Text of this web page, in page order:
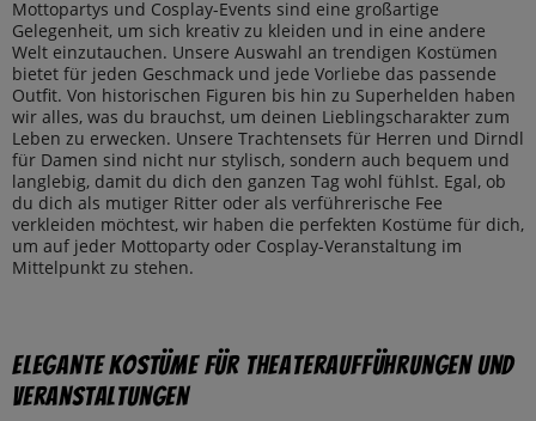
Mottopartys und Cosplay-Events sind eine großartige
Gelegenheit, um sich kreativ zu kleiden und in eine andere
Welt einzutauchen. Unsere Auswahl an trendigen Kostümen
bietet für jeden Geschmack und jede Vorliebe das passende
Outfit. Von historischen Figuren bis hin zu Superhelden haben
wir alles, was du brauchst, um deinen Lieblingscharakter zum
Leben zu erwecken. Unsere Trachtensets für Herren und Dirndl
für Damen sind nicht nur stylisch, sondern auch bequem und
langlebig, damit du dich den ganzen Tag wohl fühlst. Egal, ob
du dich als mutiger Ritter oder als verführerische Fee
verkleiden möchtest, wir haben die perfekten Kostüme für dich,
um auf jeder Mottoparty oder Cosplay-Veranstaltung im
Mittelpunkt zu stehen.
Elegante Kostüme für Theateraufführungen und
Veranstaltungen